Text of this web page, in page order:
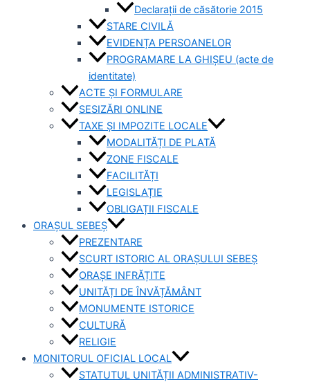
Declarații de căsătorie 2015
STARE CIVILĂ
EVIDENȚA PERSOANELOR
PROGRAMARE LA GHIȘEU (acte de
identitate)
ACTE ȘI FORMULARE
SESIZĂRI ONLINE
TAXE ȘI IMPOZITE LOCALE
MODALITĂȚI DE PLATĂ
ZONE FISCALE
FACILITĂȚI
LEGISLAȚIE
OBLIGAȚII FISCALE
ORAȘUL SEBEȘ
PREZENTARE
SCURT ISTORIC AL ORAȘULUI SEBEȘ
ORAȘE INFRĂȚITE
UNITĂȚI DE ÎNVĂȚĂMÂNT
MONUMENTE ISTORICE
CULTURĂ
RELIGIE
MONITORUL OFICIAL LOCAL
STATUTUL UNITĂȚII ADMINISTRATIV-